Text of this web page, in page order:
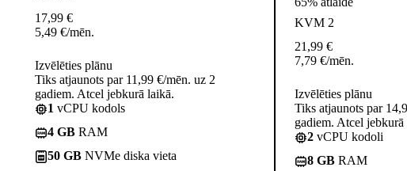
17,99 €
5,49 €/mēn.
Izvēlēties plānu
Tiks atjaunots par 11,99 €/mēn. uz 2
gadiem. Atcel jebkurā laikā.
1 vCPU kodols
4 GB RAM
50 GB NVMe diska vieta
KVM 2
21,99 €
7,79 €/mēn.
Izvēlēties plānu
Tiks atjaunots par
gadiem. Atcel jebkurā
2 vCPU kodoli
8 GB RAM